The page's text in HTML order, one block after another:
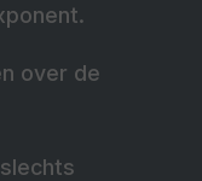
over de